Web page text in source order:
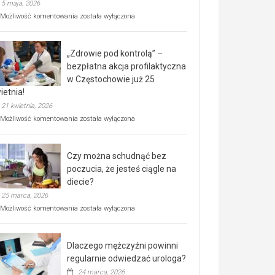
5 maja, 2026
Możliwość komentowania Rusza
rehabilitacji
dla
seniorów!
została wyłączona
„Zdrowie pod kontrolą” –
bezpłatna akcja profilaktyczna
w Częstochowie już 25
21 kwietnia, 2026
Możliwość komentowania „Zdrowie
bezpłatna
akcja
profilaktyczna
w
już
kwietnia!
została wyłączona
Czy można schudnąć bez
poczucia, że jesteś ciągle na
diecie?
25 marca, 2026
Możliwość komentowania Czy
poczucia,
że
została wyłączona
Dlaczego mężczyźni powinni
regularnie odwiedzać urologa?
24 marca, 2026